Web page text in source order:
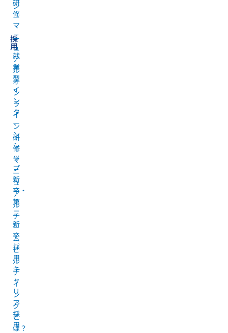
シ
ー
採
用
就
業
型
イ
ン
タ
ー
ン
シ
ッ
プ
新
卒・
第
二
新
卒
採
用
キ
ャ
リ
ア
採
用
研
修
マ
ニ
ュ
ア
ル
オ
ン
ラ
イ
ン
研
修
マ
ニ
ュ
ア
ル
チ
ー
ム
ビ
ル
デ
ィ
ン
グ
と
は？